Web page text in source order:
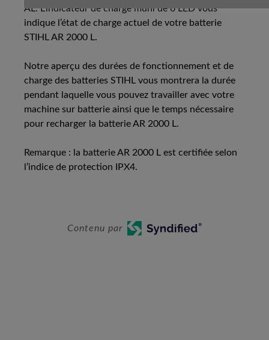
AL. L’indicateur de charge muni de 6 LED vous
indique l’état de charge actuel de votre batterie
STIHL AR 2000 L.
Notre aperçu des durées de fonctionnement et de
charge des batteries STIHL vous montrera la durée
pendant laquelle vous pouvez travailler avec votre
machine sur batterie ainsi que le temps nécessaire
pour recharger la batterie AR 2000 L.
Remarque : la batterie AR 2000 L est certifiée selon
l’indice de protection IPX4.
Contenu par